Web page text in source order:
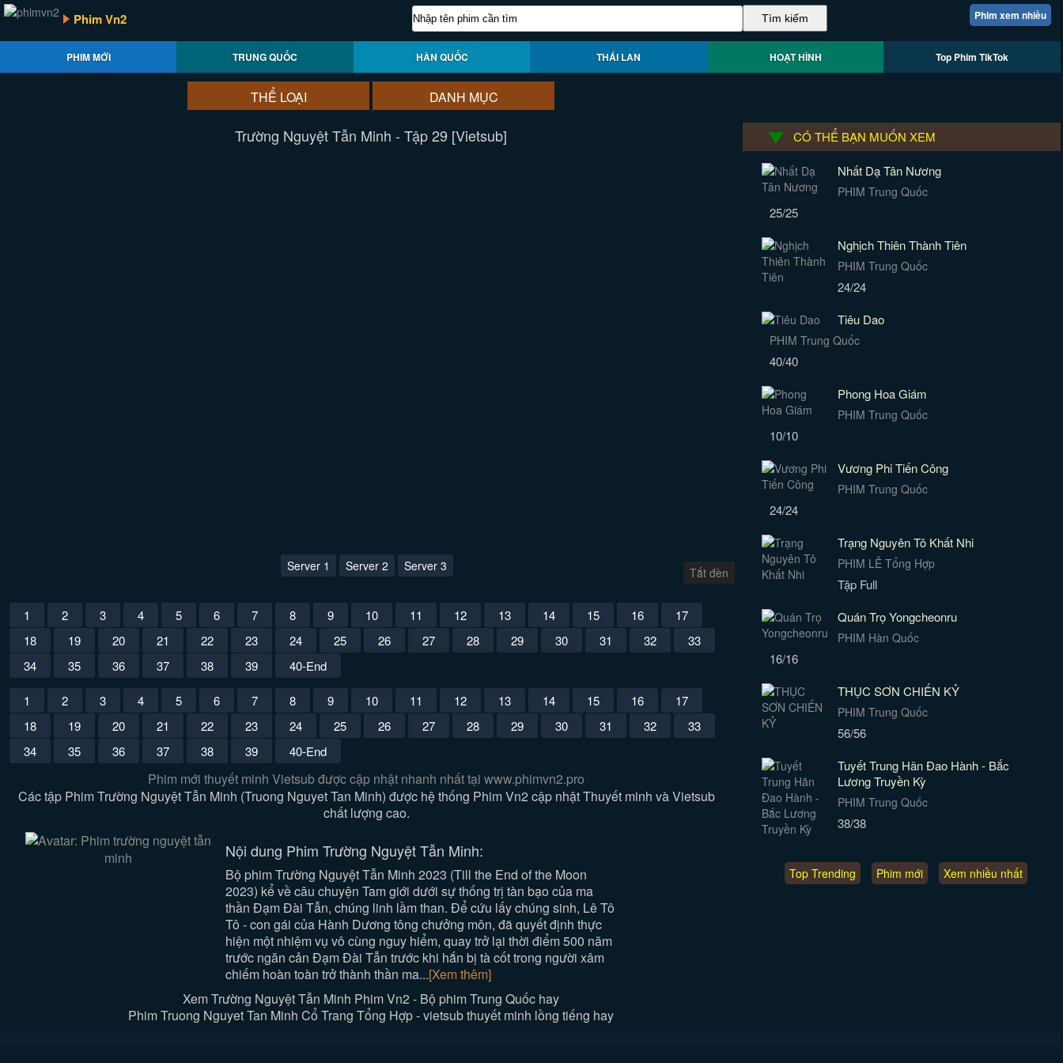
Phim xem nhiều
Phim Vn2
PHIM MỚI TRUNG QUỐC HÀN QUỐC THÁI LAN HOẠT HÌNH Top Phim TikTok
THỂ LOẠI DANH MỤC
Trường Nguyệt Tẫn Minh - Tập 29 [Vietsub]
Server 1 Server 2 Server 3 Tắt đèn
1 2 3 4 5 6 7 8 9 10 11 12 13 14 15 16
17
18
19 20 21 22 23 24 25 26 27 28 29 30 31 32
33
34
35 36 37 38 39 40-End
1 2 3 4 5 6 7 8 9 10 11 12 13 14 15 16
17
18
19 20 21 22 23 24 25 26 27 28 29 30 31 32
33
34
35 36 37 38 39 40-End
Phim mới thuyết minh Vietsub được cập nhật nhanh nhất tại www.phimvn2.pro
Các tập Phim Trường Nguyệt Tẫn Minh (Truong Nguyet Tan Minh) được hệ thống Phim Vn2 cập nhật Thuyết minh và Vietsub
chất lượng cao.
Nội dung Phim Trường Nguyệt Tẫn Minh:
Bộ phim Trường Nguyệt Tẫn Minh 2023 (Till the End of the Moon
2023) kể về câu chuyện Tam giới dưới sự thống trị tàn bạo của ma
thần Đạm Đài Tẫn, chúng linh lầm than. Để cứu lấy chúng sinh, Lê Tô
Tô - con gái của Hành Dương tông chưởng môn, đã quyết định thực
hiện một nhiệm vụ vô cùng nguy hiểm, quay trở lại thời điểm 500 năm
trước ngăn cản Đạm Đài Tẫn trước khi hắn bị tà cốt trong người xâm
chiếm hoàn toàn trở thành thần ma...[Xem thêm]
Xem Trường Nguyệt Tẫn Minh Phim Vn2 - Bộ phim Trung Quốc hay
Phim Truong Nguyet Tan Minh Cổ Trang Tổng Hợp - vietsub thuyết minh lồng tiếng hay
CÓ THỂ BẠN MUỐN XEM
Nhất Dạ Tân Nương
PHIM Trung Quốc
25/25
Nghịch Thiên Thành Tiên
PHIM Trung Quốc
24/24
Tiêu Dao
PHIM Trung Quốc
40/40
Phong Hoa Giám
PHIM Trung Quốc
10/10
Vương Phi Tiến Công
PHIM Trung Quốc
24/24
Trạng Nguyên Tô Khất Nhi
PHIM LẺ Tổng Hợp
Tập Full
Quán Trọ Yongcheonru
PHIM Hàn Quốc
16/16
THỤC SƠN CHIẾN KỶ
PHIM Trung Quốc
56/56
Tuyết Trung Hãn Đao Hành - Bắc
Lương Truyền Kỳ
PHIM Trung Quốc
38/38
Top Trending Phim mới Xem nhiều nhất